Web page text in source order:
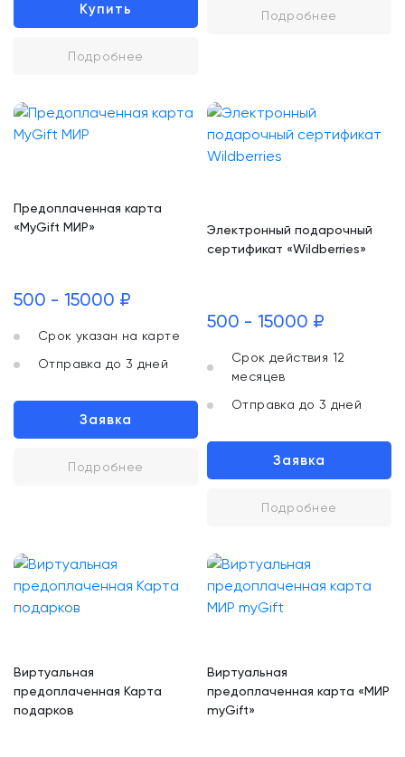
Купить
Подробнее
Подробнее
Предоплаченная карта
«MyGift МИР»
500 - 15000 ₽
Срок указан на карте
Отправка до 3 дней
Заявка
Подробнее
Электронный подарочный
сертификат «Wildberries»
500 - 15000 ₽
Срок действия 12
месяцев
Отправка до 3 дней
Заявка
Подробнее
Виртуальная
предоплаченная Карта
подарков
Виртуальная
предоплаченная карта «МИР
myGift»